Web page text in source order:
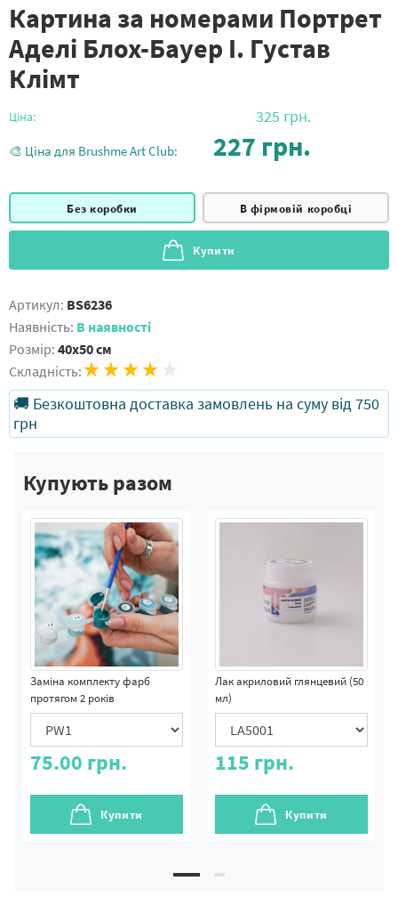
Картина за номерами Портрет
Аделі Блох-Бауер I. Густав
Клімт
Ціна: 325 грн.
🎨 Ціна для Brushme Art Club: 227 грн.
Без коробки В фірмовій коробці
Купити
Артикул: BS6236
Наявність: В наявності
Розмір: 40x50 см
Складність:
🚚 Безкоштовна доставка замовлень на суму від 750
грн
Купують разом
Заміна комплекту фарб
протягом 2 років
75.00 грн.
Купити
Лак акриловий глянцевий (50
мл)
115 грн.
Купити